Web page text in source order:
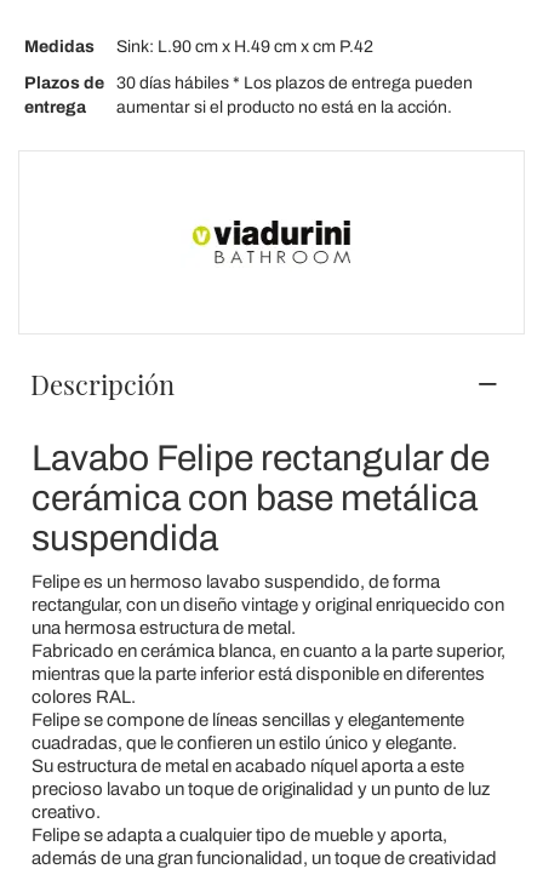
Medidas
Sink: L.90 cm x H.49 cm x cm P.42
Plazos de
entrega
30 días hábiles * Los plazos de entrega pueden
aumentar si el producto no está en la acción.
Descripción
Lavabo Felipe rectangular de
cerámica con base metálica
suspendida
Felipe es un hermoso lavabo suspendido, de forma
rectangular, con un diseño vintage y original enriquecido con
una hermosa estructura de metal.
Fabricado en cerámica blanca, en cuanto a la parte superior,
mientras que la parte inferior está disponible en diferentes
colores RAL.
Felipe se compone de líneas sencillas y elegantemente
cuadradas, que le confieren un estilo único y elegante.
Su estructura de metal en acabado níquel aporta a este
precioso lavabo un toque de originalidad y un punto de luz
creativo.
Felipe se adapta a cualquier tipo de mueble y aporta,
además de una gran funcionalidad, un toque de creatividad